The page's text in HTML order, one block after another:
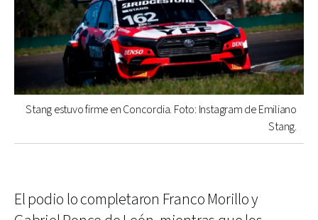
Stang estuvo firme en Concordia. Foto: Instagram de Emiliano
Stang.
El podio lo completaron Franco Morillo y